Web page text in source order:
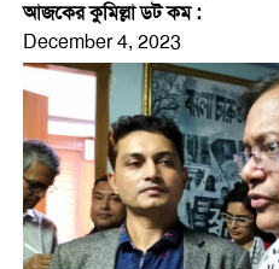
আজকের কুমিল্লা ডট কম :
December 4, 2023